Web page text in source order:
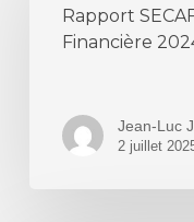
Economique
Rapport
Financière
Jean-Luc
2 juillet